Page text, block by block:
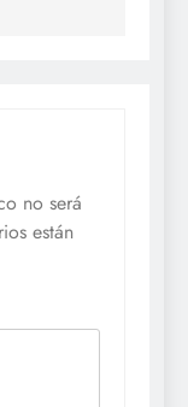
no será
están